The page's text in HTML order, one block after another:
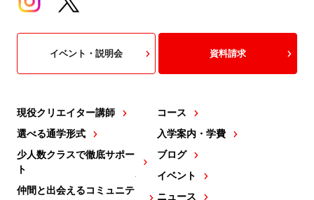
現役クリエイター講師
選べる通学形式
少人数クラスで徹底サポー
ト
仲間と出会えるコミュニテ
コース
入学案内・学費
ブログ
イベント
ニュース
イベント・説明会 資料請求